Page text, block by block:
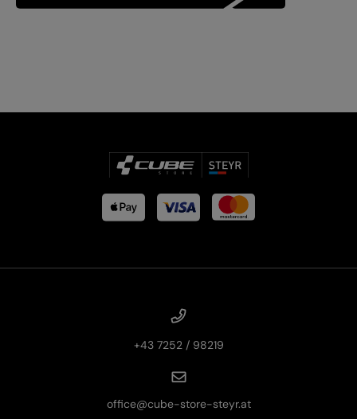
+43 7252 / 98219
office@cube-store-steyr.at